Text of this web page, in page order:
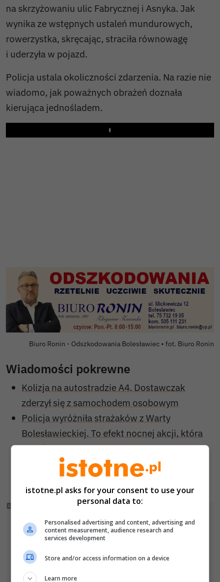
na skrzyżowaniu ulic Fabrycznej i Asnyka. Jak
wynika ze wstępnych ustaleń mundurowych,
rowerzystka, skręcając, straciła równowagę
i uderzyła w pojazd.
Policja ustala okoliczności zdarzenia. Na razie nie
wiadomo, jak poważnych obrażeń doznała
kierująca jednośladem.
Play
Biuro Ronin - Odszkodowania Bolesławiec • fot. Biuro Ronin
Wiadomości pokrewne
Kolizja na autostradzie A4. Dostawczak
zderzył się z samochodem osobowym
Policja wyróżniła strażaków z Warty
Bolesławieckiej. To efekt nocnej akcji, która
zakończyła się sukcesem
Jechał skradzionym BMW z Niemiec. To był
dopiero początek problemów 33-latka
istotne.pl asks for your consent to use your
personal data to:
Personalised advertising and content, advertising and
content measurement, audience research and
services development
Store and/or access information on a device
Learn more